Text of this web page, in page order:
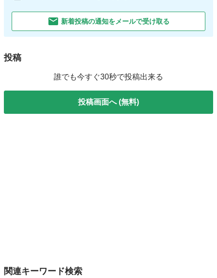
新着投稿の通知をメールで受け取る
投稿
誰でも今すぐ30秒で投稿出来る
投稿画面へ (無料)
関連キーワード検索